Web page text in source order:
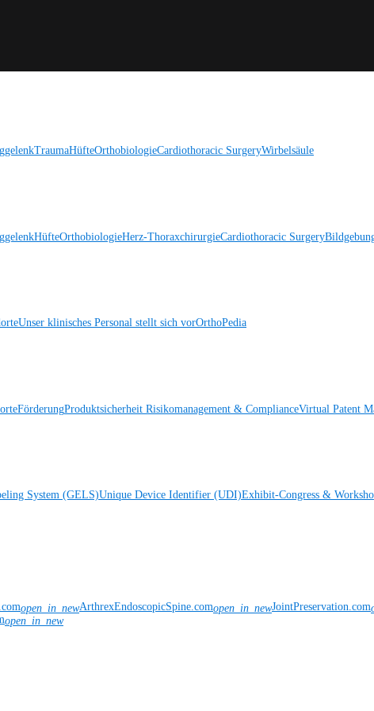
TraumaHüfteOrthobiologieCardiothoracic SurgeryWirbelsäule
HüfteOrthobiologieHerz-ThoraxchirurgieCardiothoracic Surgery
Unser klinisches Personal stellt sich vorOrthoPedia
FörderungProduktsicherheit Risikomanagement & ComplianceVirtual Patent
System (GELS)Unique Device Identifier (UDI)Exhibit-Congress &
open_in_newArthrexEndoscopicSpine.comopen_in_newJointPreservation.com
open_in_new